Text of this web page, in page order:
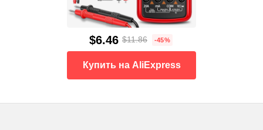
$6.46 $11.86 -45%
Купить на AliExpress